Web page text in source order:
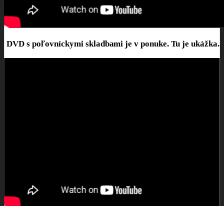
DVD s poľovníckymi skladbami je v ponuke. Tu je ukážka.